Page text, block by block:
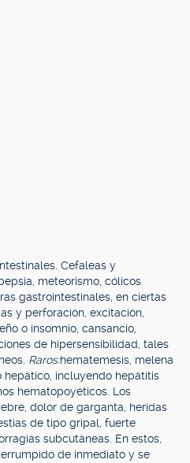
Cefaleas y
meteorismo, cólicos
gastrointestinales, en ciertas
y perforación, excitación,
o insomnio, cansancio,
de hipersensibilidad, tales
Raros:hematemesis, melena
hepático, incluyendo hepátitis
hematopoyéticos. Los
dolor de garganta, heridas
de tipo gripal, fuerte
subcutáneas. En estos,
de inmediato y se